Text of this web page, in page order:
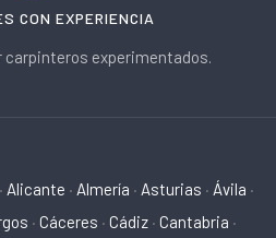
CON EXPERIENCIA
carpinteros experimentados.
· Alicante · Almería · Asturias · Ávila ·
· Cáceres · Cádiz · Cantabria ·